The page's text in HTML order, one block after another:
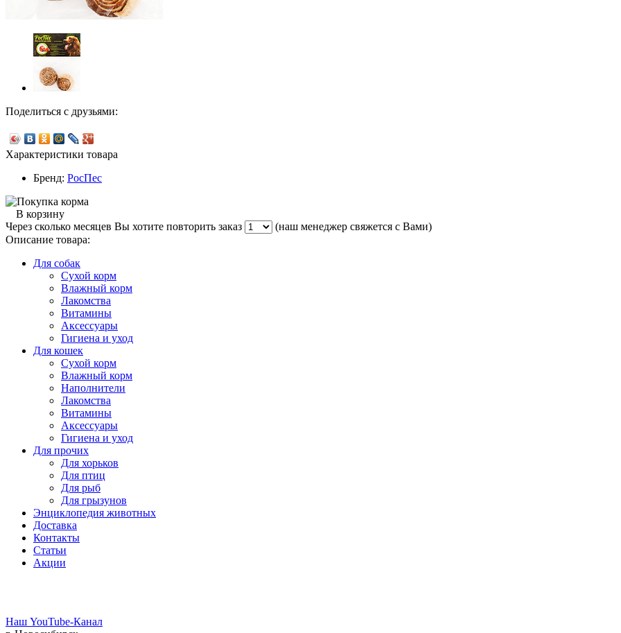
Поделиться с друзьями:
Характеристики товара
Бренд: РосПес
В корзину
Через сколько месяцев Вы хотите повторить заказ
(наш менеджер свяжется с Вами)
Описание товара:
Для собак
Сухой корм
Влажный корм
Лакомства
Витамины
Аксессуары
Гигиена и уход
Для кошек
Сухой корм
Влажный корм
Наполнители
Лакомства
Витамины
Аксессуары
Гигиена и уход
Для прочих
Для хорьков
Для птиц
Для рыб
Для грызунов
Энциклопедия животных
Доставка
Контакты
Статьи
Акции
Наш YouTube-Канал